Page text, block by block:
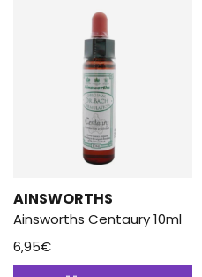
AINSWORTHS
Ainsworths Centaury 10ml
6,95€